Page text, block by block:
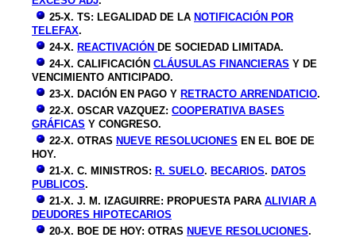
25-X. TS: LEGALIDAD DE LA NOTIFICACIÓN POR
TELEFAX.
24-X. REACTIVACIÓN DE SOCIEDAD LIMITADA.
24-X. CALIFICACIÓN CLÁUSULAS FINANCIERAS Y DE
VENCIMIENTO ANTICIPADO.
23-X. DACIÓN EN PAGO Y RETRACTO ARRENDATICIO.
22-X. OSCAR VAZQUEZ: COOPERATIVA BASES
GRÁFICAS Y CONGRESO.
22-X. OTRAS NUEVE RESOLUCIONES EN EL BOE DE
HOY.
21-X. C. MINISTROS: R. SUELO. BECARIOS. DATOS
PUBLICOS.
21-X. J. M. IZAGUIRRE: PROPUESTA PARA ALIVIAR A
DEUDORES HIPOTECARIOS
20-X. BOE DE HOY: OTRAS NUEVE RESOLUCIONES.